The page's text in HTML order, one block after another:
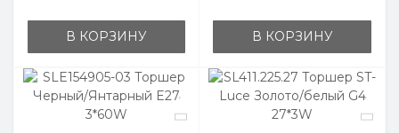
В КОРЗИНУ В КОРЗИНУ